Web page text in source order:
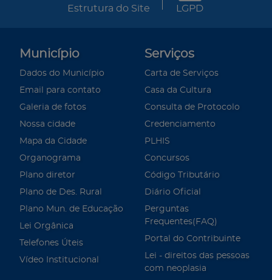
Estrutura do Site LGPD
Município
Dados do Município
Email para contato
Galeria de fotos
Nossa cidade
Mapa da Cidade
Organograma
Plano diretor
Plano de Des. Rural
Plano Mun. de Educação
Lei Orgânica
Telefones Úteis
Vídeo Institucional
Serviços
Carta de Serviços
Casa da Cultura
Consulta de Protocolo
Credenciamento
PLHIS
Concursos
Código Tributário
Diário Oficial
Perguntas
Frequentes(FAQ)
Portal do Contribuinte
Lei - direitos das pessoas
com neoplasia